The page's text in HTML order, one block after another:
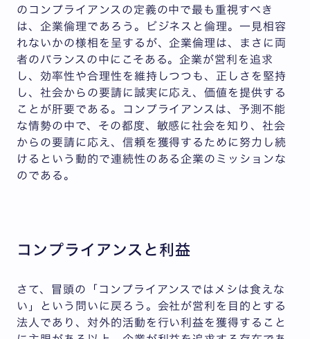
のコンプライアンスの定義の中で最も重視すべき
は、企業倫理であろう。ビジネスと倫理。一見相容
れないかの様相を呈するが、企業倫理は、まさに両
者のバランスの中にこそある。企業が営利を追求
し、効率性や合理性を維持しつつも、正しさを堅持
し、社会からの要請に誠実に応え、価値を提供する
ことが肝要である。コンプライアンスは、予測不能
な情勢の中で、その都度、敏感に社会を知り、社会
からの要請に応え、信頼を獲得するために努力し続
けるという動的で連続性のある企業のミッションな
のである。
コンプライアンスと利益
さて、冒頭の「コンプライアンスではメシは食えな
い」という問いに戻ろう。会社が営利を目的とする
法人であり、対外的活動を行い利益を獲得すること